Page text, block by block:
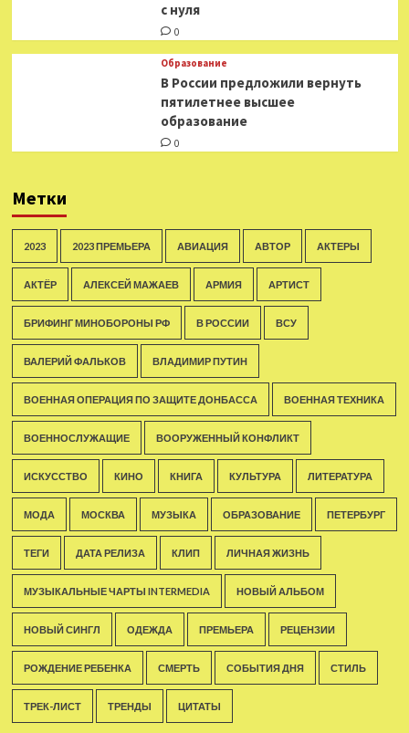
с нуля
0
Образование
В России предложили вернуть
пятилетнее высшее
образование
0
Метки
2023 2023 ПРЕМЬЕРА АВИАЦИЯ АВТОР АКТЕРЫ
АКТЁР АЛЕКСЕЙ МАЖАЕВ АРМИЯ АРТИСТ
БРИФИНГ МИНОБОРОНЫ РФ В РОССИИ ВСУ
ВАЛЕРИЙ ФАЛЬКОВ ВЛАДИМИР ПУТИН
ВОЕННАЯ ОПЕРАЦИЯ ПО ЗАЩИТЕ ДОНБАССА ВОЕННАЯ ТЕХНИКА
ВОЕННОСЛУЖАЩИЕ ВООРУЖЕННЫЙ КОНФЛИКТ
ИСКУССТВО КИНО КНИГА КУЛЬТУРА ЛИТЕРАТУРА
МОДА МОСКВА МУЗЫКА ОБРАЗОВАНИЕ ПЕТЕРБУРГ
ТЕГИ ДАТА РЕЛИЗА КЛИП ЛИЧНАЯ ЖИЗНЬ
МУЗЫКАЛЬНЫЕ ЧАРТЫ INTERMEDIA НОВЫЙ АЛЬБОМ
НОВЫЙ СИНГЛ ОДЕЖДА ПРЕМЬЕРА РЕЦЕНЗИИ
РОЖДЕНИЕ РЕБЕНКА СМЕРТЬ СОБЫТИЯ ДНЯ СТИЛЬ
ТРЕК-ЛИСТ ТРЕНДЫ ЦИТАТЫ